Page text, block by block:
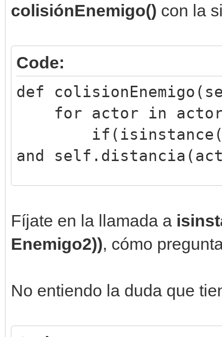
colisiónEnemigo() con la
Code:
def
for actor in
and
else:
Fíjate en la llamada a
Enemigo2)), cómo
No entiendo la duda que